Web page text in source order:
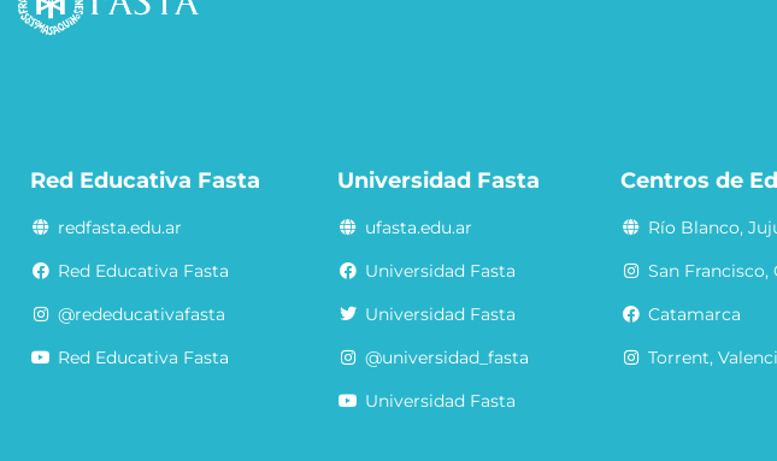
Red Educativa Fasta
redfasta.edu.ar
Red Educativa Fasta
@rededucativafasta
Red Educativa Fasta
Universidad Fasta
ufasta.edu.ar
Universidad Fasta
Universidad Fasta
@universidad_fasta
Universidad Fasta
Centros de
Río Blanco,
San Francisco,
Catamarca
Torrent,